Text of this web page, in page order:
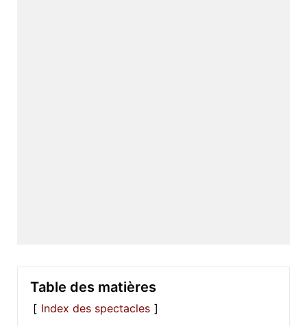
Table des matières
Index des spectacles